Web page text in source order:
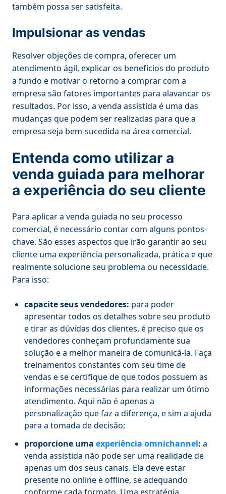
também possa ser satisfeita.
Impulsionar as vendas
Resolver objeções de compra, oferecer um
atendimento ágil, explicar os benefícios do produto
a fundo e motivar o retorno a comprar com a
empresa são fatores importantes para alavancar os
resultados. Por isso, a venda assistida é uma das
mudanças que podem ser realizadas para que a
empresa seja bem-sucedida na área comercial.
Entenda como utilizar a
venda guiada para melhorar
a experiência do seu cliente
Para aplicar a venda guiada no seu processo
comercial, é necessário contar com alguns pontos-
chave. São esses aspectos que irão garantir ao seu
cliente uma experiência personalizada, prática e que
realmente solucione seu problema ou necessidade.
Para isso:
capacite seus vendedores: para poder
apresentar todos os detalhes sobre seu produto
e tirar as dúvidas dos clientes, é preciso que os
vendedores conheçam profundamente sua
solução e a melhor maneira de comunicá-la. Faça
treinamentos constantes com seu time de
vendas e se certifique de que todos possuem as
informações necessárias para realizar um ótimo
atendimento. Aqui não é apenas a
personalização que faz a diferença, e sim a ajuda
para a tomada de decisão;
proporcione uma experiência omnichannel: a
venda assistida não pode ser uma realidade de
apenas um dos seus canais. Ela deve estar
presente no online e offline, se adequando